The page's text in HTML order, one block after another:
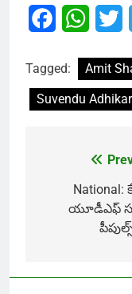
Facebook
Tagged: Amit
Suvendu
navigation
National:
యూడీఎఫ్